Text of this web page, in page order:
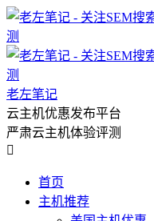
老左笔记
云主机优惠发布平台
严肃云主机体验评测

首页
主机推荐